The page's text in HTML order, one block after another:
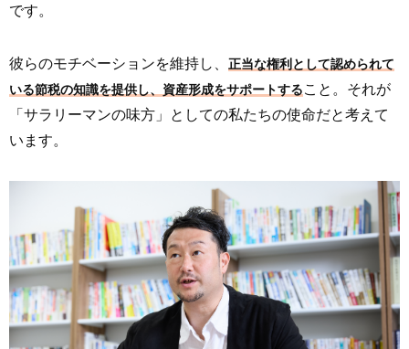
です。
彼らのモチベーションを維持し、 正当な権利として認められて
いる節税の知識を提供し、資産形成をサポートする こと。それが
「サラリーマンの味方」としての私たちの使命だと考えて
います。